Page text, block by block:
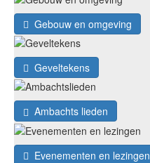
Gebouw en omgeving
Geveltekens
Ambachts lieden
Evenementen en lezingen